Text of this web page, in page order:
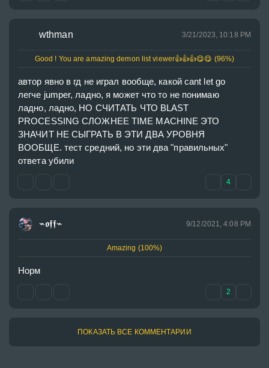
⌁𝖔𝖋𝖋⌁ 9/12/2021, 4:08 PM
Amazing (100%)
Норм
2
wthman 3/21/2023, 10:18 PM
Good ! You are amazing demon list viewer👍👍👍😋😋 (96%)
автор явно в гд не играл вообще, какой cant let go
легче jumper, ладно, я может что то не понимаю
ладно, ладно, НО СЧИТАТЬ ЧТО BLAST
PROCESSING СЛОЖНЕЕ TIME MACHINE ЭТО
ЗНАЧИТ НЕ СЫГРАТЬ В ЭТИ ДВА УРОВНЯ
ВООБЩЕ. тест средний, но эти два "правильных"
ответа убили
4
ПОКАЗАТЬ ВСЕ КОММЕНТАРИИ